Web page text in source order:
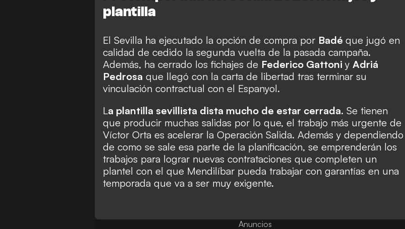
plantilla
El Sevilla ha ejecutado la opción de compra por Badé que jugó en
calidad de cedido la segunda vuelta de la pasada campaña.
Además, ha cerrado los fichajes de Federico Gattoni y Adriá
Pedrosa que llegó con la carta de libertad tras terminar su
vinculación contractual con el Espanyol.
La plantilla sevillista dista mucho de estar cerrada. Se tienen
que producir muchas salidas por lo que, el trabajo más urgente de
Víctor Orta es acelerar la Operación Salida. Además y dependiendo
de como se sale esa parte de la planificación, se emprenderán los
trabajos para lograr nuevas contrataciones que completen un
plantel con el que Mendilíbar pueda trabajar con garantías en una
temporada que va a ser muy exigente.
Anuncios